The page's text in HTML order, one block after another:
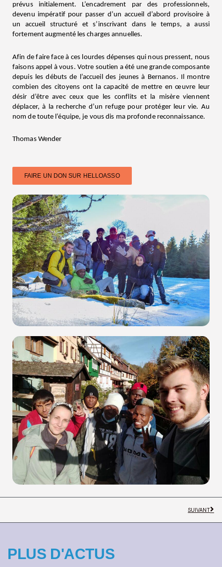
prévus initialement. L’encadrement par des professionnels,
devenu impératif pour passer d’un accueil d’abord provisoire à
un accueil structuré et s’inscrivant dans le temps, a aussi
fortement augmenté les charges annuelles.
Afin de faire face à ces lourdes dépenses qui nous pressent, nous
faisons appel à vous. Votre soutien a été une grande composante
depuis les débuts de l’accueil des jeunes à Bernanos. Il montre
combien des citoyens ont la capacité de mettre en œuvre leur
désir d’être avec ceux que les conflits et la misère viennent
déplacer, à la recherche d’un refuge pour protéger leur vie. Au
nom de toute l’équipe, je vous dis ma profonde reconnaissance.
Thomas Wender
FAIRE UN DON SUR HELLOASSO
SUIVANT
PLUS D'ACTUS